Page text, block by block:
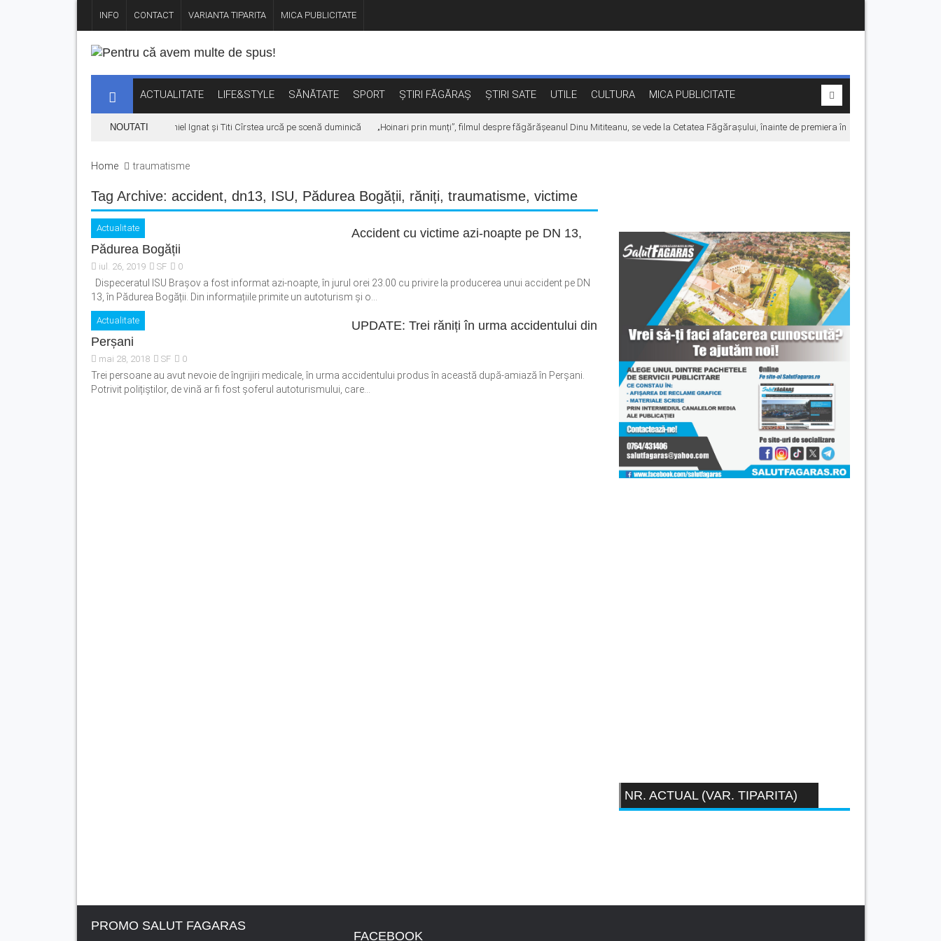
INFO CONTACT VARIANTA TIPARITA MICA PUBLICITATE
ACTUALITATE LIFE&STYLE SĂNĂTATE SPORT ȘTIRI FĂGĂRAȘ ȘTIRI SATE UTILE CULTURA MICA PUBLICITATE
NOUTATI
KLUMEA se amână din cauza vremii. Daniel Ignat și Titi Cîrstea urcă pe scenă duminică „Hoinari prin munți”, filmul despre făgărășeanul Dinu Mititeanu, se vede la Cetatea Făgărașului, înainte de premiera în cinematografe
Home traumatisme
Tag Archive: accident, dn13, ISU, Pădurea Bogății, răniți, traumatisme, victime
Actualitate
Accident cu victime azi-noapte pe DN 13,
Pădurea Bogății
iul. 26, 2019 SF 0
Dispeceratul ISU Brașov a fost informat azi-noapte, în jurul orei 23.00 cu privire la producerea unui accident pe DN
13, în Pădurea Bogății. Din informațiile primite un autoturism și o...
Actualitate
UPDATE: Trei răniți în urma accidentului din
Perșani
mai 28, 2018 SF 0
Trei persoane au avut nevoie de îngrijiri medicale, în urma accidentului produs în această după-amiază în Perșani.
Potrivit polițiștilor, de vină ar fi fost șoferul autoturismului, care...
NR. ACTUAL (VAR. TIPARITA)
PROMO SALUT FAGARAS
FACEBOOK